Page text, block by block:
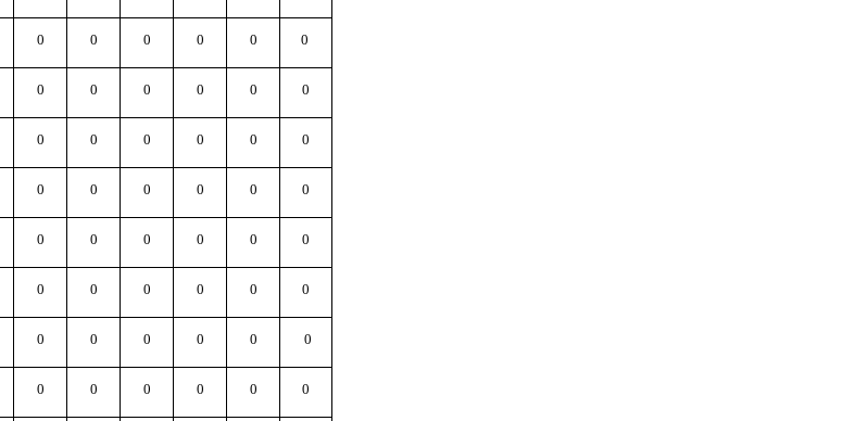
0 0 0 0 0 0
0 0 0 0 0 0
0 0 0 0 0 0
0 0 0 0 0 0
0 0 0 0 0 0
0 0 0 0 0 0
0 0 0 0 0 0
0 0 0 0 0 0